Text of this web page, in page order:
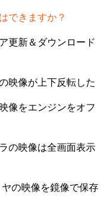
できますか？
更新＆ダウンロード
映像が上下反転した
像をエンジンをオフ
の映像は全画面表示
の映像を鏡像で保存